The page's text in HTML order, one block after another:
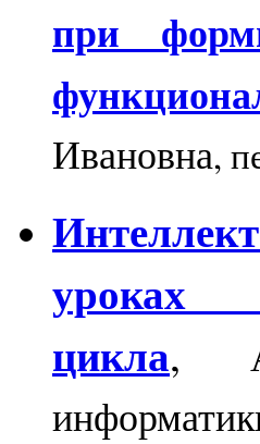
при
Ивановна,
уроках
цикла,